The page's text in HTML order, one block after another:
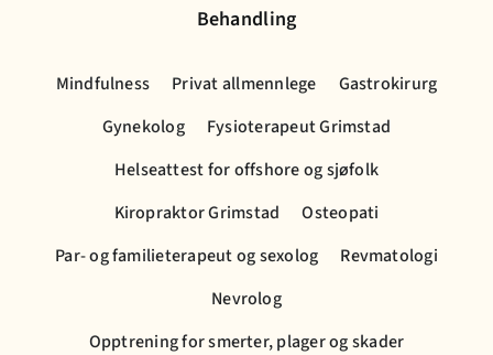
Behandling
Mindfulness Privat allmennlege
Gastrokirurg
Gynekolog
Fysioterapeut Grimstad
Helseattest for offshore og sjøfolk
Kiropraktor Grimstad
Osteopati
Par- og familieterapeut og sexolog
Revmatologi
Nevrolog
Opptrening for smerter, plager og skader